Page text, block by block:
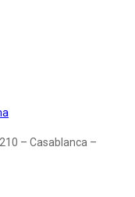
– Casablanca –